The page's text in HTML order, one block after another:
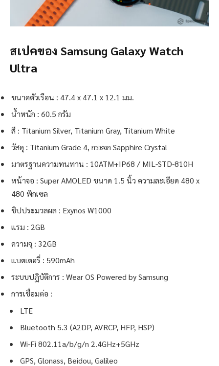
สเปคของ Samsung Galaxy Watch
Ultra
ขนาดตัวเรือน : 47.4 x 47.1 x 12.1 มม.
น้ำหนัก : 60.5 กรัม
สี : Titanium Silver, Titanium Gray, Titanium White
วัสดุ : Titanium Grade 4, กระจก Sapphire Crystal
มาตรฐานความทนทาน : 10ATM+IP68 / MIL-STD-810H
หน้าจอ : Super AMOLED ขนาด 1.5 นิ้ว ความละเอียด 480 x
480 พิกเซล
ชิปประมวลผล : Exynos W1000
แรม : 2GB
ความจุ : 32GB
แบตเตอรี่ : 590mAh
ระบบปฏิบัติการ : Wear OS Powered by Samsung
การเชื่อมต่อ :
LTE
Bluetooth 5.3 (A2DP, AVRCP, HFP, HSP)
Wi-Fi 802.11a/b/g/n 2.4GHz+5GHz
GPS, Glonass, Beidou, Galileo